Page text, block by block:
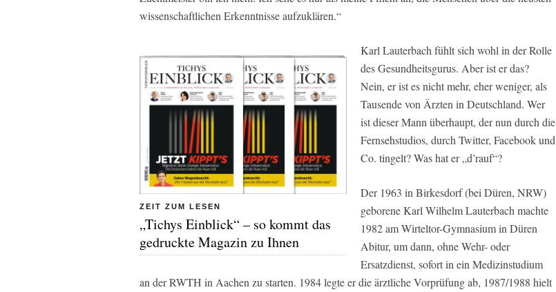
wissenschaftlichen Erkenntnisse aufzuklären.“
ZEIT ZUM LESEN
„Tichys Einblick“ – so kommt das
gedruckte Magazin zu Ihnen
Karl Lauterbach fühlt sich wohl in der Rolle
des Gesundheitsgurus. Aber ist er das?
Nein, er ist es nicht mehr, eher weniger, als
Tausende von Ärzten in Deutschland. Wer
ist dieser Mann überhaupt, der nun durch die
Fernsehstudios, durch Twitter, Facebookund
Co. tingelt? Was hat er „d’rauf“?
Der 1963 in Birkesdorf (bei Düren, NRW)
geborene Karl Wilhelm Lauterbach machte
1982 am Wirteltor-Gymnasium in Düren
Abitur, um dann, ohne Wehr- oder
Ersatzdienst, sofort in ein Medizinstudium
an der RWTH in Aachen zu starten. 1984 legte er die ärztliche Vorprüfung ab, 1987/1988 hielt